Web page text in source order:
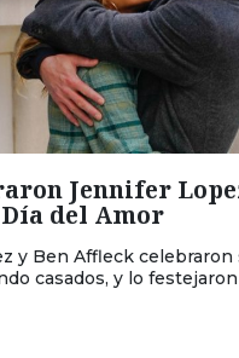
Jennifer
del Amor
y Ben Affleck celebraron
casados, y lo